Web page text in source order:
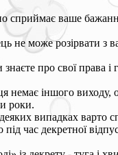
сприймає ваше
може розірвати з
про свої права і
іншого виходу,
роки.
випадках варто
час декретної